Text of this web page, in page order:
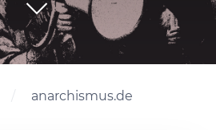
anarchismus.de